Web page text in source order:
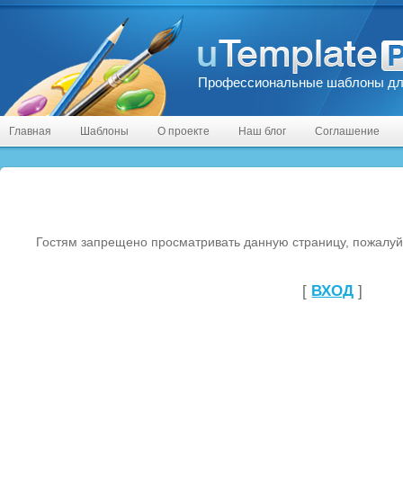
Профессиональные шаблоны
Главная Шаблоны О проекте Наш блог Соглашение
Гостям запрещено просматривать данную страницу,
[ ВХОД ]